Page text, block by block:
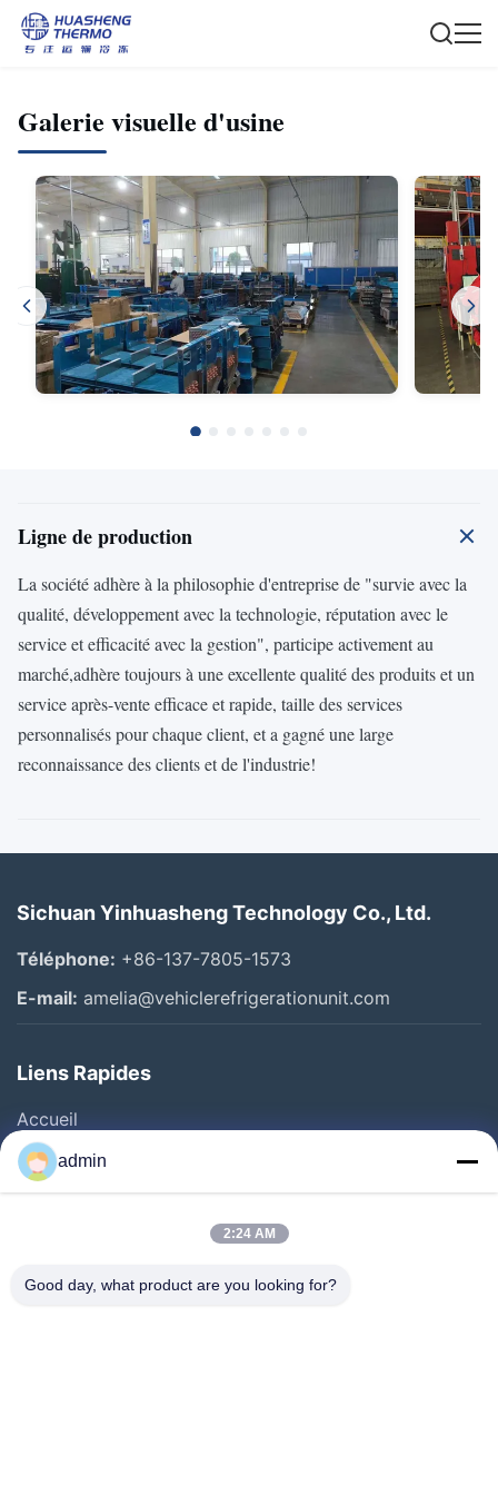
Galerie visuelle d'usine
Ligne de production
La société adhère à la philosophie d'entreprise de "survie avec la
qualité, développement avec la technologie, réputation avec le
service et efficacité avec la gestion", participe activement au
marché,adhère toujours à une excellente qualité des produits et un
service après-vente efficace et rapide, taille des services
personnalisés pour chaque client, et a gagné une large
reconnaissance des clients et de l'industrie!
Sichuan Yinhuasheng Technology Co., Ltd.
Téléphone: +86-137-7805-1573
E-mail: amelia@vehiclerefrigerationunit.com
Liens Rapides
Accueil
Produits
Vidéos
Visite De L'usine
admin
2:24 AM
Good day, what product are you looking for?